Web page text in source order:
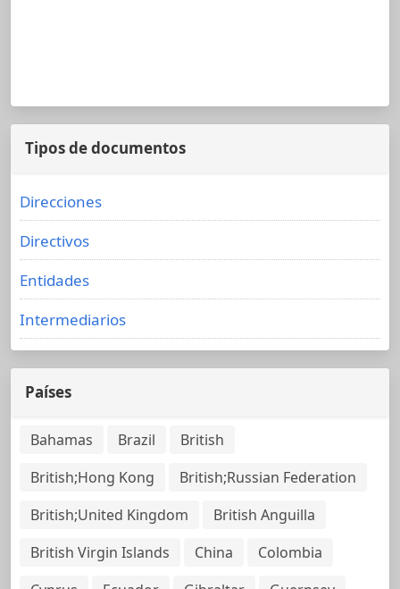
Tipos de documentos
Direcciones
Directivos
Entidades
Intermediarios
Países
Bahamas Brazil
British
British;Hong Kong
British;Russian Federation
British;United Kingdom
British Anguilla
British Virgin Islands
China
Colombia